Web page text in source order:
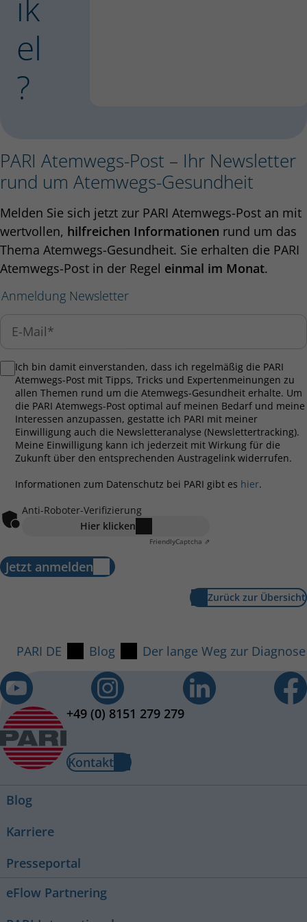
el
?
PARI Atemwegs-Post – Ihr Newsletter
rund um Atemwegs-Gesundheit
Melden Sie sich jetzt zur PARI Atemwegs-Post an mit
wertvollen, hilfreichen Informationen rund um das
Thema Atemwegs-Gesundheit. Sie erhalten die PARI
Atemwegs-Post in der Regel einmal im Monat.
Anmeldung Newsletter
Ich bin damit einverstanden, dass ich regelmäßig die PARI
Atemwegs-Post mit Tipps, Tricks und Expertenmeinungen zu
allen Themen rund um die Atemwegs-Gesundheit erhalte. Um
die PARI Atemwegs-Post optimal auf meinen Bedarf und meine
Interessen anzupassen, gestatte ich PARI mit meiner
Einwilligung auch die Newsletteranalyse (Newslettertracking).
Meine Einwilligung kann ich jederzeit mit Wirkung für die
Zukunft über den entsprechenden Austragelink widerrufen.
Informationen zum Datenschutz bei PARI gibt es hier.
Anti-Roboter-Verifizierung
Hier klicken
FriendlyCaptcha ⇗
Jetzt anmelden
Zurück zur Übersicht
PARI DE Blog Der lange Weg zur
+49 (0) 8151 279 279
Kontakt
Blog
Karriere
Presseportal
eFlow Partnering